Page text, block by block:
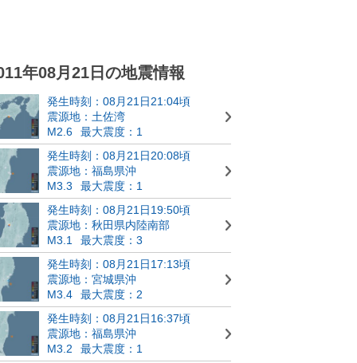
年08月21日の地震情報
発生時刻：08月21日21:04頃
震源地：土佐湾
M2.6
最大震度：1
発生時刻：08月21日20:08頃
震源地：福島県沖
M3.3
最大震度：1
発生時刻：08月21日19:50頃
震源地：秋田県内陸南部
M3.1
最大震度：3
発生時刻：08月21日17:13頃
震源地：宮城県沖
M3.4
最大震度：2
発生時刻：08月21日16:37頃
震源地：福島県沖
M3.2
最大震度：1